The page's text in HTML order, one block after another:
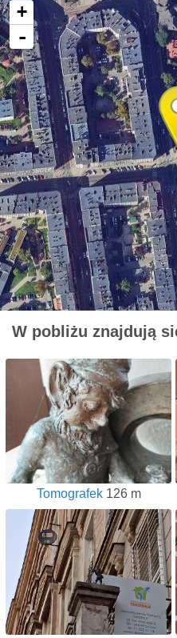
+
-
W pobliżu znajdują
Tomografek126 m